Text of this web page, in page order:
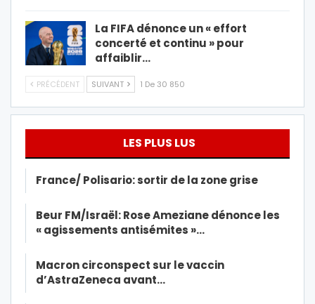
La FIFA dénonce un « effort
concerté et continu » pour
affaiblir…
PRÉCÉDENT SUIVANT 1 De 30 850
LES PLUS LUS
France/ Polisario: sortir de la zone grise
Beur FM/Israël: Rose Ameziane dénonce les
« agissements antisémites »…
Macron circonspect sur le vaccin
d’AstraZeneca avant…